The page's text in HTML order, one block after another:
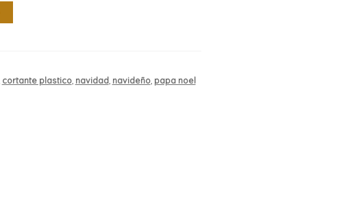
cortante plastico, navidad, navideño, papa noel